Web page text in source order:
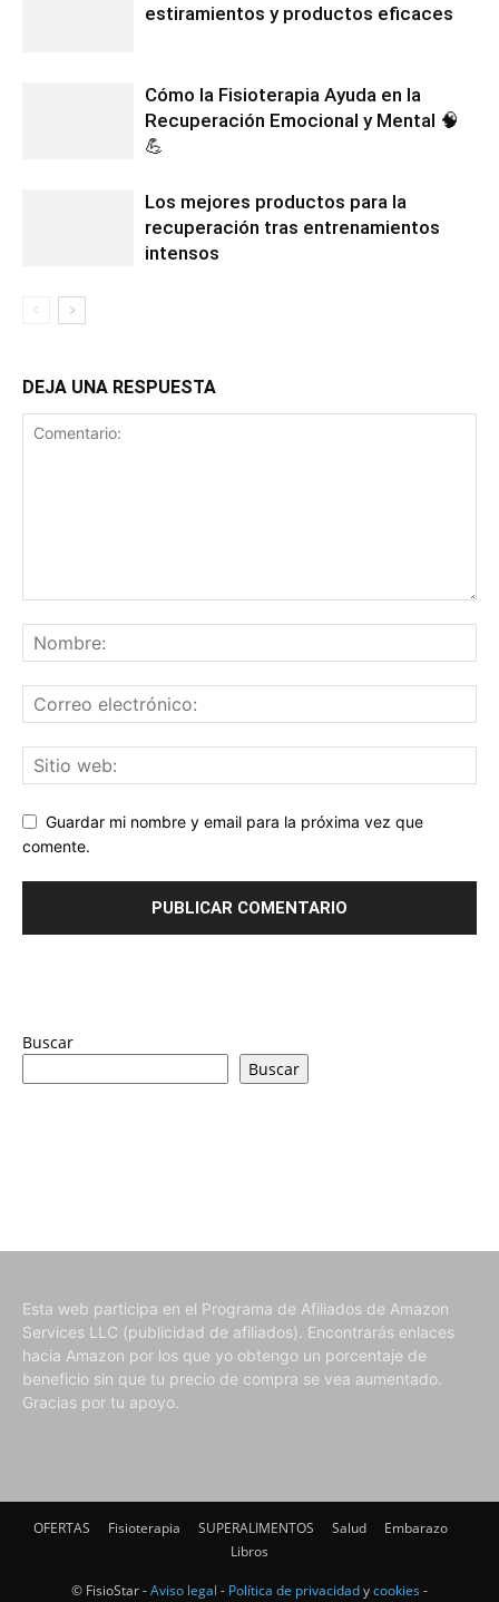
estiramientos y productos eficaces
Cómo la Fisioterapia Ayuda en la
Recuperación Emocional y Mental 🧠
💪
Los mejores productos para la
recuperación tras entrenamientos
intensos
DEJA UNA RESPUESTA
Guardar mi nombre y email para la próxima vez que
comente.
Buscar
Buscar
Esta web participa en el Programa de Afiliados de Amazon
Services LLC (publicidad de afiliados). Encontrarás enlaces
hacia Amazon por los que yo obtengo un porcentaje de
beneficio sin que tu precio de compra se vea aumentado.
Gracias por tu apoyo.
OFERTAS Fisioterapia SUPERALIMENTOS Salud
Embarazo
Libros
© FisioStar -Aviso legal - Política de privacidadycookies -